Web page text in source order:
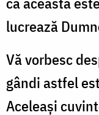
lucrează
Vă vorbesc
gândi astfel
Aceleași